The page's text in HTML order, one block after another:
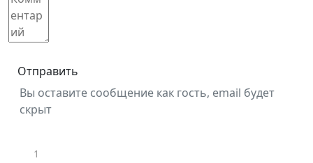
Отправить
Вы оставите сообщение как гость, email будет
скрыт
1